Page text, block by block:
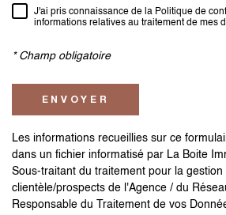
RÈGLEMENTATION
J'ai pris connaissance de la Politique de
informations relatives au traitement de mes
* Champ obligatoire
ENVOYER
Les informations recueillies sur ce
dans un fichier informatisé par La Boite
Sous-traitant du traitement pour la gestion
clientèle/prospects de l'Agence / du
Responsable du Traitement de vos